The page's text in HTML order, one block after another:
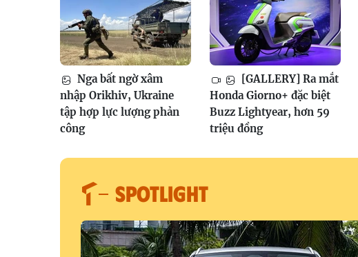
Nga bất ngờ xâm
nhập Orikhiv, Ukraine
tập hợp lực lượng phản
công
[GALLERY] Ra mắt
Honda Giorno+ đặc biệt
Buzz Lightyear, hơn 59
triệu đồng
SPOTLIGHT